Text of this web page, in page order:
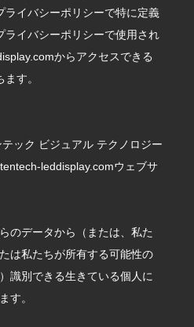
ライバシーポリシーで特に定義
ライバシーポリシーで使用され
からアクセスできる
す。
ック ビジュアル テクノロジー
leddisplay.comウェブサ
のデータから（または、私た
は私たちが所有する可能性の
識別できる生きている個人に
す。